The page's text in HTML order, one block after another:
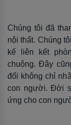
Chúng tôi đã
nội thất. Chúng
kế liên kết
chuộng. Đây
đổi không chỉ
con người. Đời
ứng cho con